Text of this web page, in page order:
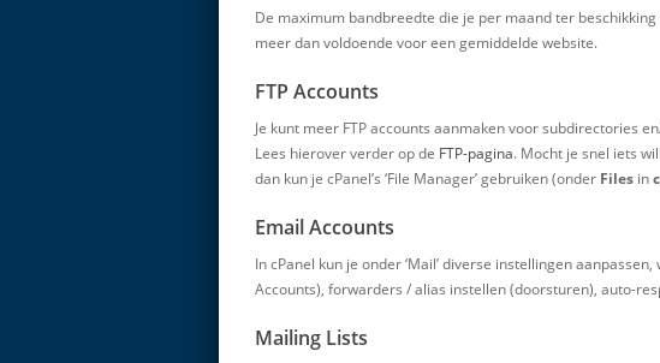
De maximum bandbreedte die je per maand ter
meer dan voldoende voor een gemiddelde website.
FTP Accounts
Je kunt meer FTP accounts aanmaken voor subdirectories
Lees hierover verder op de FTP-pagina. Mocht je snel iets
dan kun je cPanel’s ‘File Manager’ gebruiken (onder Files in
Email Accounts
In cPanel kun je onder ‘Mail’ diverse instellingen
Accounts), forwarders / alias instellen (doorsturen), auto-
Mailing Lists